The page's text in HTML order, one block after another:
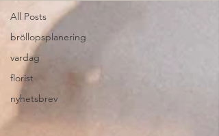
All Posts
bröllopsplanering
vardag
florist
nyhetsbrev